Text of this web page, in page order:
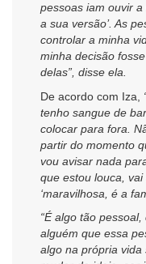
pessoas iam ouvir a
a sua versão’. As
controlar a minha
minha decisão
delas”, disse ela.
De acordo com Iza,
tenho sangue de
colocar para fora.
partir do momento
vou avisar nada
que estou louca,
‘maravilhosa, é a
“É algo tão
alguém que essa
algo na própria